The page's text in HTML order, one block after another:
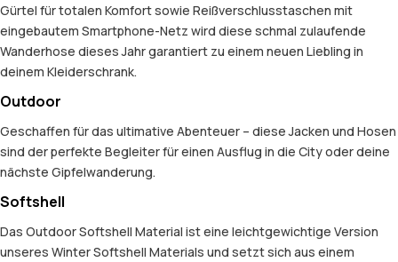
Gürtel für totalen Komfort sowie Reißverschlusstaschen mit
eingebautem Smartphone-Netz wird diese schmal zulaufende
Wanderhose dieses Jahr garantiert zu einem neuen Liebling in
deinem Kleiderschrank.
Outdoor
Geschaffen für das ultimative Abenteuer – diese Jacken und Hosen
sind der perfekte Begleiter für einen Ausflug in die City oder deine
nächste Gipfelwanderung.
Softshell
Das Outdoor Softshell Material ist eine leichtgewichtige Version
unseres Winter Softshell Materials und setzt sich aus einem